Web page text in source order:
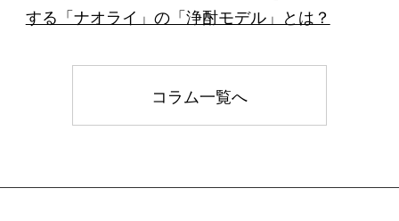
する「ナオライ」の「浄酎モデル」とは？
コラム一覧へ